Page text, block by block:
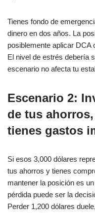
Tienes fondo de
dinero en dos años. La
posiblemente aplicar DCA
El nivel de estrés debería
escenario no afecta tu
Escenario 2:
de tus
tienes gastos
Si esos 3,000 dólares
tus ahorros y tienes
mantener la posición es
pérdida puede ser la
Perder 1,200 dólares